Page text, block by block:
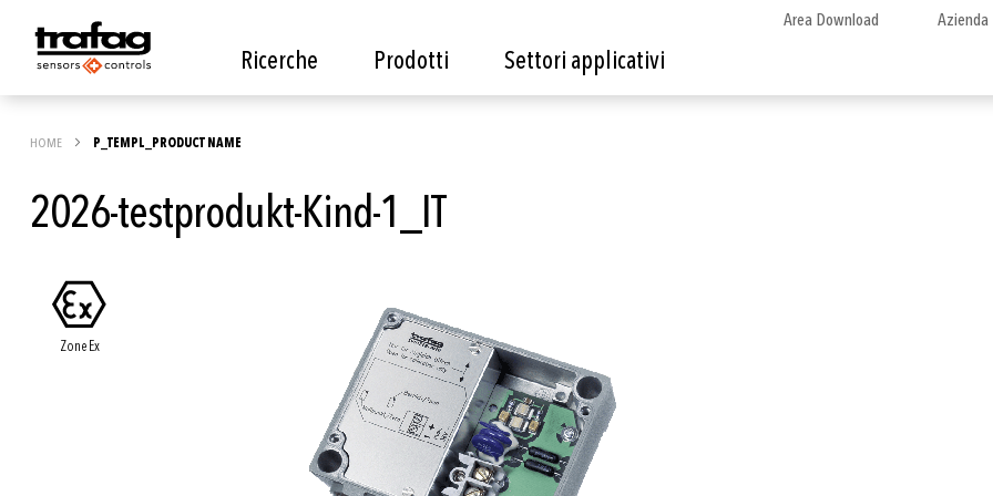
Ricerche Prodotti Settori applicativi
Area Download Azienda
HOME P_TEMPL_PRODUCT NAME
2026-testprodukt-Kind-1_IT
Zone Ex